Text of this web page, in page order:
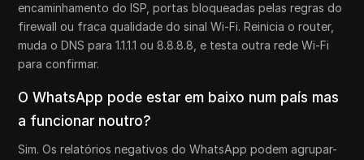
encaminhamento do ISP, portas bloqueadas pelas regras do
firewall ou fraca qualidade do sinal Wi-Fi. Reinicia o router,
muda o DNS para 1.1.1.1 ou 8.8.8.8, e testa outra rede Wi-Fi
para confirmar.
O WhatsApp pode estar em baixo num país mas
a funcionar noutro?
Sim. Os relatórios negativos do WhatsApp podem agrupar-